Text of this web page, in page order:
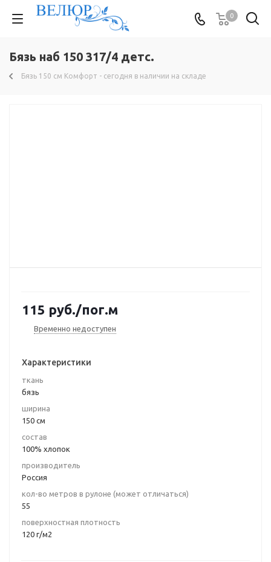
0
Бязь наб 150 317/4 детс.
Бязь 150 см Комфорт - сегодня в наличии на складе
115 руб./пог.м
Временно недоступен
Характеристики
ткань
бязь
ширина
150 см
состав
100% хлопок
производитель
Россия
кол-во метров в рулоне (может отличаться)
55
поверхностная плотность
120 г/м2